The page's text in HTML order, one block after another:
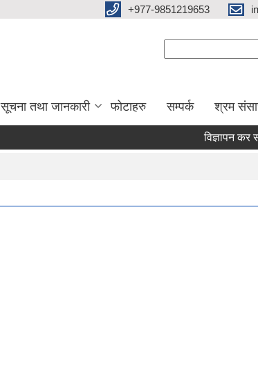
+977-9851219653
सूचना तथा जानकारी फोटाहरु सम्पर्क श्रम
विज्ञापन कर